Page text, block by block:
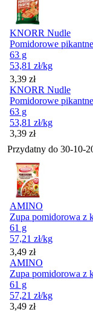
KNORR Nudle
Pomidorowe pikantne
63 g
53,81 zł/kg
Cena
3,39 zł
KNORR Nudle
Pomidorowe pikantne
63 g
53,81 zł/kg
Cena
3,39 zł
Przydatny do 30-10-
AMINO
Zupa pomidorowa z
61 g
57,21 zł/kg
Cena
3,49 zł
AMINO
Zupa pomidorowa z
61 g
57,21 zł/kg
Cena
3,49 zł